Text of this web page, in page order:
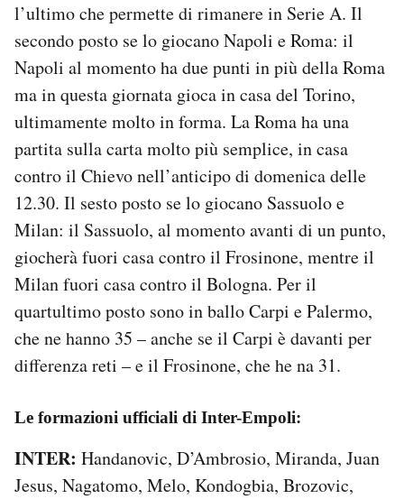
l’ultimo che permette di rimanere in Serie A. Il
secondo posto se lo giocano Napoli e Roma: il
Napoli al momento ha due punti in più della Roma
ma in questa giornata gioca in casa del Torino,
ultimamente molto in forma. La Roma ha una
partita sulla carta molto più semplice, in casa
contro il Chievo nell’anticipo di domenica delle
12.30. Il sesto posto se lo giocano Sassuolo e
Milan: il Sassuolo, al momento avanti di un punto,
giocherà fuori casa contro il Frosinone, mentre il
Milan fuori casa contro il Bologna. Per il
quartultimo posto sono in ballo Carpi e Palermo,
che ne hanno 35 – anche se il Carpi è davanti per
differenza reti – e il Frosinone, che he na 31.
Le formazioni ufficiali di Inter-Empoli:
INTER: Handanovic, D’Ambrosio, Miranda, Juan
Jesus, Nagatomo, Melo, Kondogbia, Brozovic,